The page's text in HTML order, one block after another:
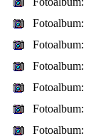
Fotoalbum:
Fotoalbum:
Fotoalbum:
Fotoalbum:
Fotoalbum:
Fotoalbum: